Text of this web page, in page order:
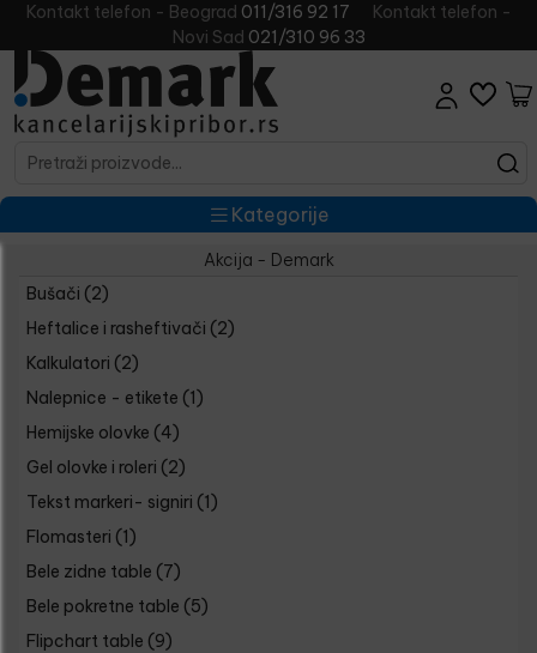
Kontakt telefon - Beograd 011/316 92 17
Kontakt telefon -
Novi Sad 021/310 96 33
Kategorije
Akcija - Demark
Bušači (2)
Heftalice i rasheftivači (2)
Kalkulatori (2)
Nalepnice - etikete (1)
Hemijske olovke (4)
Gel olovke i roleri (2)
Tekst markeri- signiri (1)
Flomasteri (1)
Bele zidne table (7)
Bele pokretne table (5)
Flipchart table (9)